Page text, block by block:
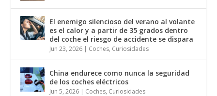
El enemigo silencioso del verano al volante
es el calor y a partir de 35 grados dentro
del coche el riesgo de accidente se dispara
Jun 23, 2026 | Coches, Curiosidades
China endurece como nunca la seguridad
de los coches eléctricos
Jun 5, 2026 | Coches, Curiosidades